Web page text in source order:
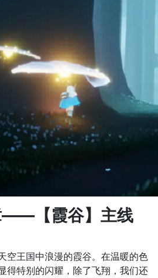
——【霞谷】主线
空王国中浪漫的霞谷。在温暖的色
得特别的闪耀，除了飞翔，我们还